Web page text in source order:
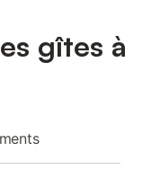
gîtes à